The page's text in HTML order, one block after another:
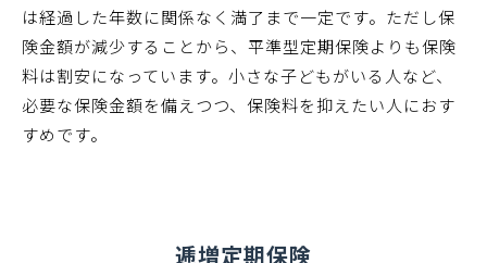
は経過した年数に関係なく満了まで一定です。ただし保
険金額が減少することから、平準型定期保険よりも保険
料は割安になっています。小さな子どもがいる人など、
必要な保険金額を備えつつ、保険料を抑えたい人におす
すめです。
逓増定期保険